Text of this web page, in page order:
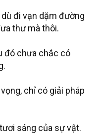
đi vạn dặm đường
thư mà thôi.
đó chưa chắc có
chỉ có giải pháp
sáng của sự vật.